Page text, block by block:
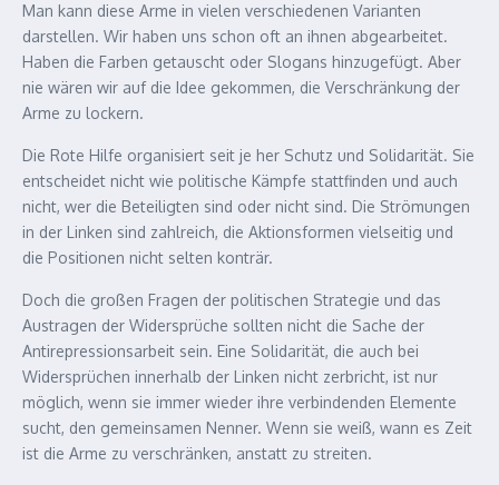
Man kann diese Arme in vielen verschiedenen Varianten
darstellen. Wir haben uns schon oft an ihnen abgearbeitet.
Haben die Farben getauscht oder Slogans hinzugefügt. Aber
nie wären wir auf die Idee gekommen, die Verschränkung der
Arme zu lockern.
Die Rote Hilfe organisiert seit je her Schutz und Solidarität. Sie
entscheidet nicht wie politische Kämpfe stattfinden und auch
nicht, wer die Beteiligten sind oder nicht sind. Die Strömungen
in der Linken sind zahlreich, die Aktionsformen vielseitig und
die Positionen nicht selten konträr.
Doch die großen Fragen der politischen Strategie und das
Austragen der Widersprüche sollten nicht die Sache der
Antirepressionsarbeit sein. Eine Solidarität, die auch bei
Widersprüchen innerhalb der Linken nicht zerbricht, ist nur
möglich, wenn sie immer wieder ihre verbindenden Elemente
sucht, den gemeinsamen Nenner. Wenn sie weiß, wann es Zeit
ist die Arme zu verschränken, anstatt zu streiten.